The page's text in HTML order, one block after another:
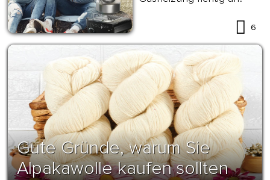
6
Gute Gründe, warum Sie
Alpakawolle kaufen sollten